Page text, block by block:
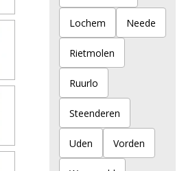
Lochem Neede
Rietmolen
Ruurlo
Steenderen
Uden Vorden